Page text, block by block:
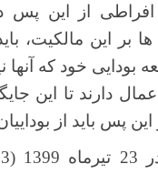
افراطی از این پس
بر این مالکیت،
بودایی خود که آنها
دارند تا این
این پس باید از